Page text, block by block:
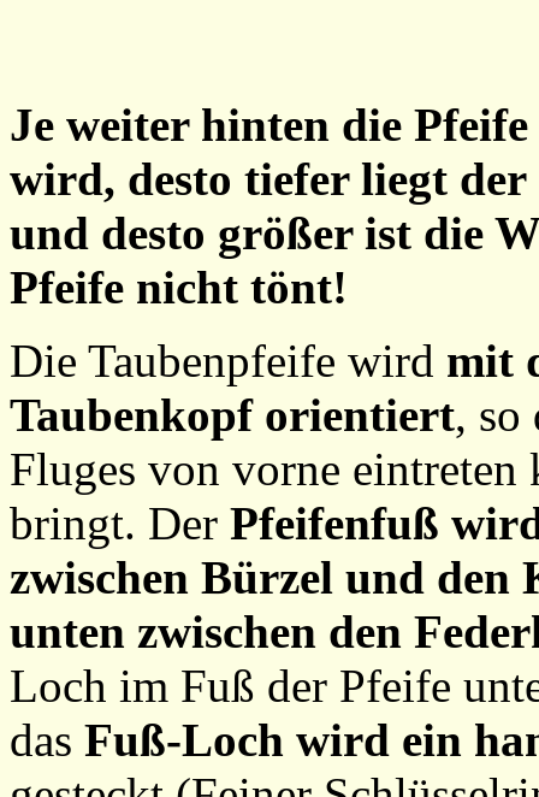
Je weiter hinten die
wird, desto tiefer liegt der
und desto größer ist die
Pfeife nicht tönt!
Die Taubenpfeife wird mit
Taubenkopf orientiert, so
Fluges von vorne
bringt. Der Pfeifenfuß
zwischen Bürzel und den
unten zwischen den
Loch im Fuß der Pfeife
das Fuß-Loch wird ein